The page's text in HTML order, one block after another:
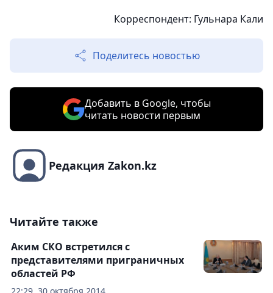
Корреспондент: Гульнара Кали
Поделитесь новостью
Добавить в Google, чтобы
читать новости первым
Редакция Zakon.kz
Читайте также
Аким СКО встретился с
представителями приграничных
областей РФ